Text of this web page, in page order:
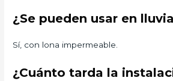
¿Se pueden usar en
Sí, con lona impermeable.
¿Cuánto tarda la